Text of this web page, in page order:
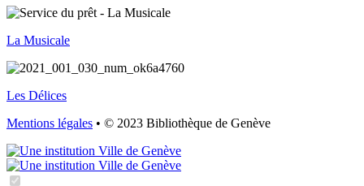
La Musicale
Les Délices
Mentions légales • © 2023 Bibliothèque de Genève